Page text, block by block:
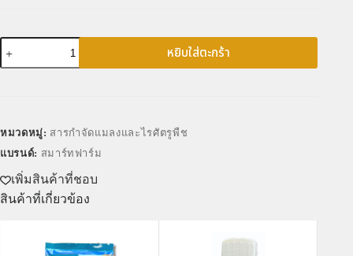
หยิบใส่ตะกร้า
หมวดหมู่: สารกำจัดแมลงและไรศัตรูพืช
แบรนด์: สมาร์ทฟาร์ม
เพิ่มสินค้าที่ชอบ
สินค้าที่เกี่ยวข้อง